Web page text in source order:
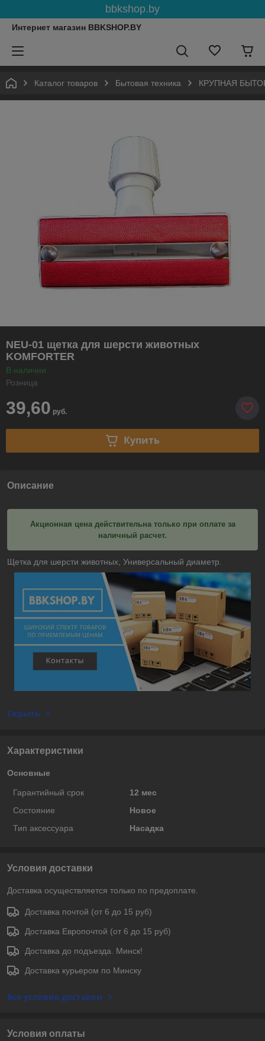
bbkshop.by
Интернет магазин BBKSHOP.BY
Каталог товаров Бытовая техника КРУПНАЯ
NEU-01 щетка для шерсти животных
KOMFORTER
В наличии
Розница
39,60 руб.
Купить
Описание
Акционная цена действительна только при оплате за
наличный расчет.
Щетка для шерсти животных, Универсальный диаметр.
Скрыть
Характеристики
Основные
Гарантийный срок
12 мес
Состояние
Новое
Тип аксессуара
Насадка
Условия доставки
Доставка осуществляется только по предоплате.
Доставка почтой (от 6 до 15 руб)
Доставка Европочтой (от 6 до 15 руб)
Доставка до подъезда. Минск!
Доставка курьером по Минску
Все условия доставки
Условия оплаты